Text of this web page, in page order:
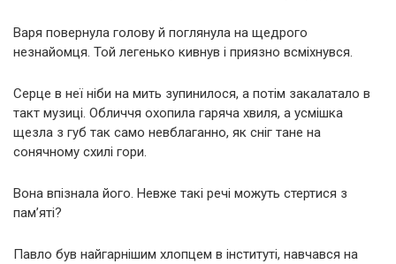
Варя повернула голову й поглянула на щедрого
незнайомця. Той легенько кивнув і приязно всміхнувся.
Серце в неї ніби на мить зупинилося, а потім закалатало в
такт музиці. Обличчя охопила гаряча хвиля, а усмішка
щезла з губ так само невблаганно, як сніг тане на
сонячному схилі гори.
Вона впізнала його. Невже такі речі можуть стертися з
пам’яті?
Павло був найгарнішим хлопцем в інституті, навчався на